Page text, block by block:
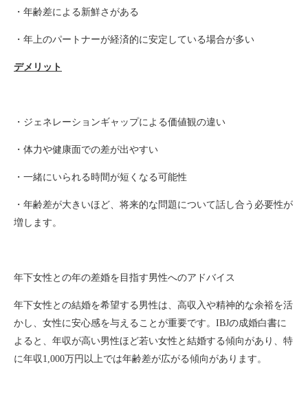
・年齢差による新鮮さがある
・年上のパートナーが経済的に安定している場合が多い
デメリット
・ジェネレーションギャップによる価値観の違い
・体力や健康面での差が出やすい
・一緒にいられる時間が短くなる可能性
・年齢差が大きいほど、将来的な問題について話し合う必要性が
増します。
年下女性との年の差婚を目指す男性へのアドバイス
年下女性との結婚を希望する男性は、高収入や精神的な余裕を活
かし、女性に安心感を与えることが重要です。 IBJの成婚白書に
よると、年収が高い男性ほど若い女性と結婚する傾向があり、特
に年収1,000万円以上では年齢差が広がる傾向があります。